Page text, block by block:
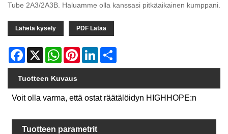
Tube 2A3/2A3B. Haluamme olla kanssasi pitkäaikainen kumppani.
Lähetä kysely PDF Lataa
Facebook
X WhatsAppPinterestLinkedIn
Tuotteen Kuvaus
Voit olla varma, että ostat räätälöidyn HIGHHOPE:n
Tuotteen parametrit